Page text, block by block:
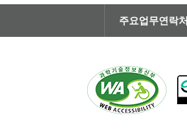
주요업무연락처